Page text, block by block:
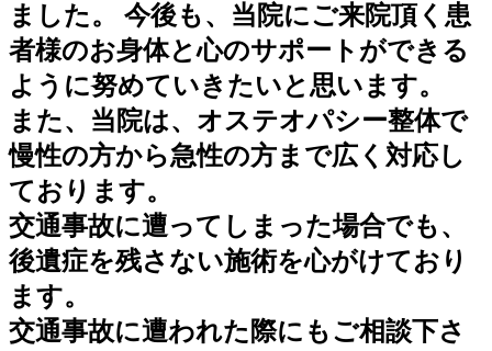
ました。 今後も、当院にご来院頂く患
者様のお身体と心のサポートができる
ように努めていきたいと思います。
また、当院は、オステオパシー整体で
慢性の方から急性の方まで広く対応し
ております。
交通事故に遭ってしまった場合でも、
後遺症を残さない施術を心がけており
ます。
交通事故に遭われた際にもご相談下さ